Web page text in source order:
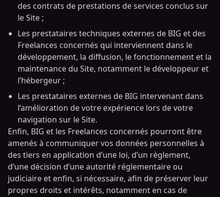
des contrats de prestations de services conclus sur
le Site ;
Les prestataires techniques externes de BIG et des
Freelances concernés qui interviennent dans le
développement, la diffusion, le fonctionnement et la
maintenance du Site, notamment le développeur et
l’hébergeur ;
Les prestataires externes de BIG intervenant dans
l’amélioration de votre expérience lors de votre
navigation sur le Site.
Enfin, BIG et les Freelances concernés pourront être
amenés à communiquer vos données personnelles à
des tiers en application d’une loi, d’un règlement,
d’une décision d’une autorité réglementaire ou
judiciaire et enfin, si nécessaire, afin de préserver leur
propres droits et intérêts, notamment en cas de